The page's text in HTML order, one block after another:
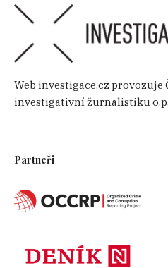
Web investigace.cz provozuje
investigativní žurnalistiku
Partneři